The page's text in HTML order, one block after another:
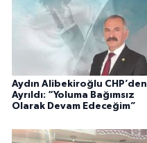
Aydın Alibekiroğlu CHP’den
Ayrıldı: “Yoluma Bağımsız
Olarak Devam Edeceğim”